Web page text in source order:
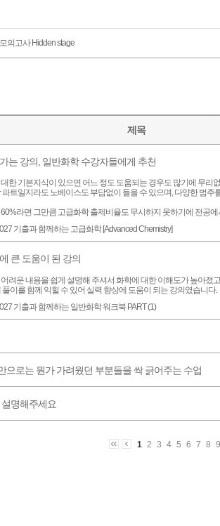
의고사 Hidden stage
제목
는 강의, 일반화학 수강자들에게 추천
한 기본지식이 있으면 어느 정도 도움되는 경우도 많기에 무리
트일지라도 노베이스도 부담없이 들을 수 있으며, 다양한 범
라면 그만큼 고급화학 출제비율도 무시하지 못하기에 전공
기출과 함께하는 고급화학 [Advanced Chemistry]
큰 도움이 된 강의
려운 내용을 쉽게 설명해 주셔서 화학에 대한 이해도가 높아졌고,
풀이를 함께 익힐 수 있어 실력 향상에 도움이 되는 강의였습니다.
기출과 함께하는 일반화학 워크북 PART (1)
으로는 뭔가 가려웠던 부분들을 싹 긁어주는 수업
명해주세요
1 2 3 4 5 6 7 8 9